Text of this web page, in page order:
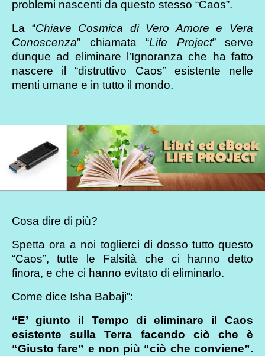
problemi nascenti da questo stesso “Caos”.
La “Chiave Cosmica di Vero Amore e Vera
Conoscenza” chiamata “Life Project” serve
dunque ad eliminare l’Ignoranza che ha fatto
nascere il “distruttivo Caos” esistente nelle
menti umane e in tutto il mondo.
Cosa dire di più?
Spetta ora a noi toglierci di dosso tutto questo
“Caos”, tutte le Falsità che ci hanno detto
finora, e che ci hanno evitato di eliminarlo.
Come dice Isha Babaji”:
“E’ giunto il Tempo di eliminare il Caos
esistente sulla Terra facendo ciò che è
“Giusto fare” e non più “ciò che conviene”.